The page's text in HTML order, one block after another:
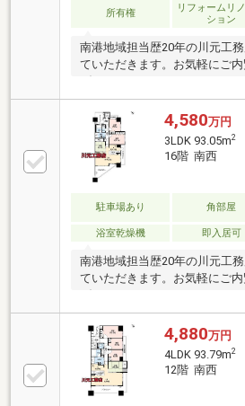
所有権
リフォームリ
ション
南港地域担当歴20年の川元工
ていただきます。お気軽にご内
ント情報をご覧ください！】
が望めるお部屋！【室内改装
ポーザー新調【室内改装済】
燥機新調【室内改装済】2023
内改装済】2023年1月・給湯器
2019年1月・クロス貼替(リビ
ット飼育可！キッズルームや
4,580万円
3LDK 93.05m2
16階 南西
駐車場あり 角部屋
浴室乾燥機
即入居可
南港地域担当歴20年の川元工
ていただきます。お気軽にご内
ント情報をご覧ください！】
が望めます！玄関横洋室から
す！専有面積93.05㎡室内大変
ト飼育可！キッズルームやゲ
もあり。住宅金融公庫利用可！
約社員、派遣社員、勤続の短
4,880万円
4LDK 93.79m2
12階 南西